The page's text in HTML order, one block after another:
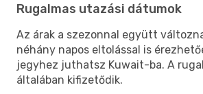
Rugalmas utazási dátumok
Az árak a szezonnal együtt
néhány napos eltolással is
jegyhez juthatsz Kuwait-ba. A
általában kifizetődik.